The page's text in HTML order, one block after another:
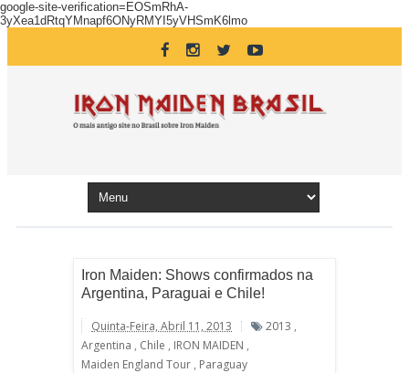
google-site-verification=EOSmRhA-
3yXea1dRtqYMnapf6ONyRMYI5yVHSmK6lmo
Iron Maiden: Shows confirmados na
Argentina, Paraguai e Chile!
Quinta-Feira, Abril 11, 2013 2013 ,
Argentina , Chile , IRON MAIDEN ,
Maiden England Tour , Paraguay